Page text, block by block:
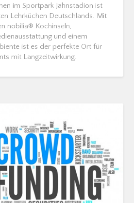
im Sportpark Jahnstadion ist
Lehrküchen Deutschlands. Mit
nobilia® Kochinseln,
und einem
ist es der perfekte Ort für
mit Langzeitwirkung.